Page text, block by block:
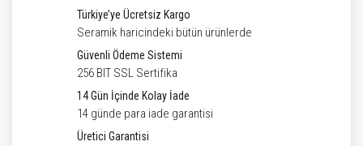
Türkiye’ye Ücretsiz Kargo
Seramik haricindeki bütün ürünlerde
Güvenli Ödeme Sistemi
256 BIT SSL Sertifika
14 Gün İçinde Kolay İade
14 günde para iade garantisi
Üretici Garantisi